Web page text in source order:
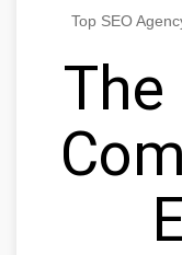
Top SEO
The